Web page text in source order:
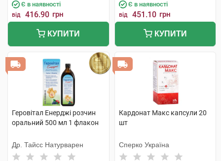
Є в наявності
від 416.90 грн
КУПИТИ
Є в наявності
від 451.10 грн
КУПИТИ
Геровітал Енерджі розчин
оральний 500 мл 1 флакон
Др. Тайсс Натурварен
Кардонат Макс капсули 20
шт
Сперко Україна